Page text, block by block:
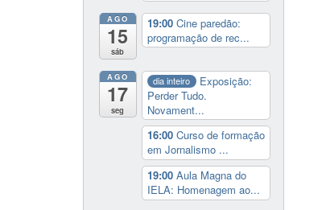
AGO
15
sáb
19:00 Cine paredão:
programação de rec...
AGO
17
seg
dia inteiro
Exposição:
Perder Tudo.
Novament...
16:00 Curso de formação
em Jornalismo ...
19:00 Aula Magna do
IELA: Homenagem ao...